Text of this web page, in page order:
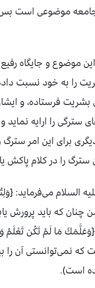
موضوعی است بس
موضوع و جایگاه
را به خود نسبت
بشریت فرستاده، و
را ارایه نماید
برای این امر
سترگ را در کلام پاکش
چنان که باید پرورش
که نمی‌توانستی آن
است).